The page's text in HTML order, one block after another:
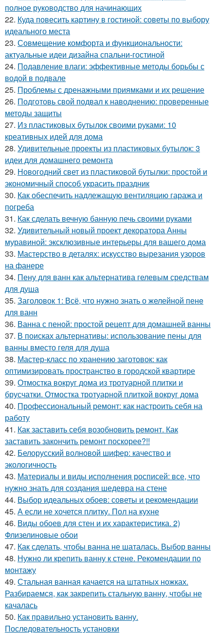
полное руководство для начинающих
22. Куда повесить картину в гостиной: советы по выбору
идеального места
23. Совмещение комфорта и функциональности:
актуальные идеи дизайна спальни-гостиной
24. Подавление влаги: эффективные методы борьбы с
водой в подвале
25. Проблемы с дренажными приямками и их решение
26. Подготовь свой подвал к наводнению: проверенные
методы защиты
27. Из пластиковых бутылок своими руками: 10
креативных идей для дома
28. Удивительные проекты из пластиковых бутылок: 3
идеи для домашнего ремонта
29. Новогодний свет из пластиковой бутылки: простой и
экономичный способ украсить праздник
30. Как обеспечить надлежащую вентиляцию гаража и
погреба
31. Как сделать вечную банную печь своими руками
32. Удивительный новый проект декоратора Анны
муравиной: эксклюзивные интерьеры для вашего дома
33. Мастерство в деталях: искусство вырезания узоров
на фанере
34. Пену для ванн как альтернатива гелевым средствам
для душа
35. Заголовок 1: Всё, что нужно знать о желейной пенe
для ванн
36. Ванна с пеной: простой рецепт для домашней ванны
37. В поисках альтернативы: использование пены для
ванны вместо геля для душа
38. Мастер-класс по хранению заготовок: как
оптимизировать пространство в городской квартире
39. Отмостка вокруг дома из тротуарной плитки и
брусчатки. Отмостка тротуарной плиткой вокруг дома
40. Профессиональный ремонт: как настроить себя на
работу
41. Как заставить себя возобновить ремонт. Как
заставить закончить ремонт поскорее?!!
42. Белорусский волновой шифер: качество и
экологичность
43. Материалы и виды исполнения росписей: все, что
нужно знать для создания шедевра на стене
44. Выбор идеальных обоев: советы и рекомендации
45. А если не хочется плитку. Пол на кухне
46. Виды обоев для стен и их характеристика. 2)
Флизелиновые обои
47. Как сделать, чтобы ванна не шаталась. Выбор ванны
48. Нужно ли крепить ванну к стене. Рекомендации по
монтажу
49. Стальная ванная качается на штатных ножках.
Разбираемся, как закрепить стальную ванну, чтобы не
качалась
50. Как правильно установить ванну.
Последовательность установки